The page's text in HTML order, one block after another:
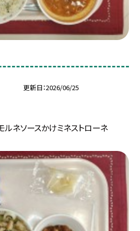
更新日 2026/06/25
ルネソースかけミネストローネ